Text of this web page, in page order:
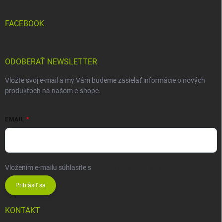
FACEBOOK
ODOBERAŤ NEWSLETTER
Vložte svoj e-mail a my Vám budeme zasielať informácie o nových
produktoch na našom e-shope.
EMAIL
Vložením e-mailu súhlasíte s
Prihlásiť sa
KONTAKT